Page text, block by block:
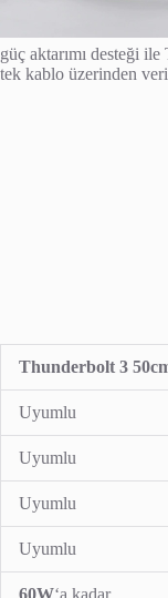
güç aktarımı desteği
tek kablo üzerinden
Thunderbolt 3
Uyumlu
Uyumlu
Uyumlu
Uyumlu
60W‘a kadar